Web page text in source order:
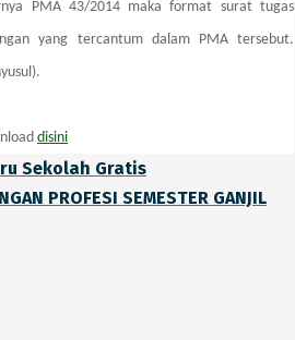
PMA 43/2014 maka format surat tugas
yang tercantum dalam PMA tersebut.
disini
Sekolah Gratis
PROFESI SEMESTER GANJIL